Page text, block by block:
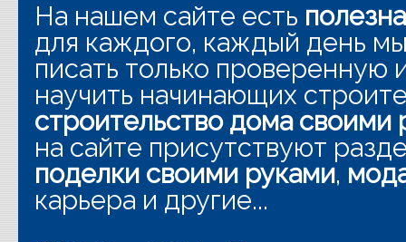
На нашем сайте есть
для каждого, каждый день
писать только
научить начинающих
строительство дома своими
на сайте присутствуют
поделки своими руками,
карьера и другие...